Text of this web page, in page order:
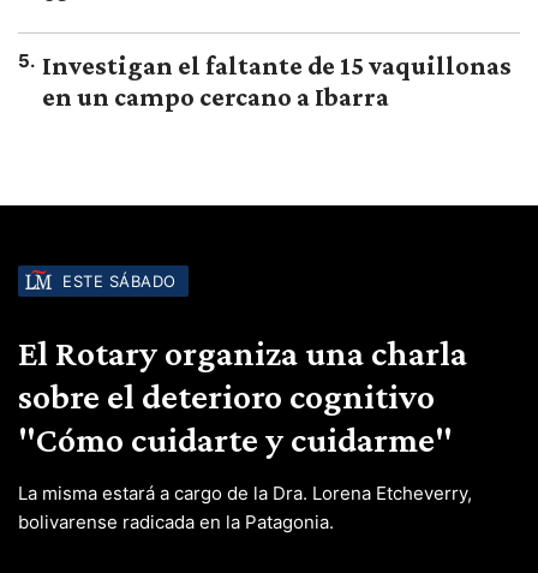
5. Investigan el faltante de 15 vaquillonas
en un campo cercano a Ibarra
ESTE SÁBADO
El Rotary organiza una charla
sobre el deterioro cognitivo
"Cómo cuidarte y cuidarme"
La misma estará a cargo de la Dra. Lorena Etcheverry,
bolivarense radicada en la Patagonia.